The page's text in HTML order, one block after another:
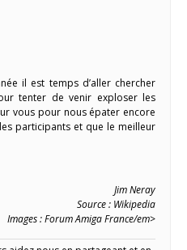
il est temps d’aller chercher
tenter de venir exploser les
vous pour nous épater encore
participants et que le meilleur
Jim Neray
Source : Wikipedia
Images : Forum Amiga France/em>